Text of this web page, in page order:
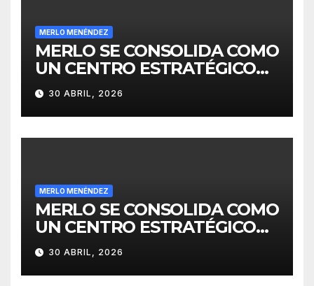
MERLO MENÉNDEZ
MERLO SE CONSOLIDA COMO
UN CENTRO ESTRATÉGICO
PARA EL DESARROLLO DE
INVERSIONES
30 ABRIL, 2026
MERLO MENÉNDEZ
MERLO SE CONSOLIDA COMO
UN CENTRO ESTRATÉGICO
PARA EL DESARROLLO DE
INVERSIONES
30 ABRIL, 2026